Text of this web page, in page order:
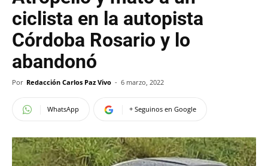
ciclista en la autopista
Córdoba Rosario y lo
abandonó
Por Redacción Carlos Paz Vivo - 6 marzo, 2022
WhatsApp + Seguinos en Google